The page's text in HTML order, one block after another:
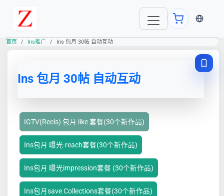
当前语
首页 Ins推广 Ins 包月 30帖 自动互动
Ins 包月 30帖 自动互动
IGTV(Reels) 包月 like 套餐(30个新作品)
Ins包月 曝光-reach套餐(30个新作品)
Ins包月 曝光impression套餐 (30个新作品)
Ins包月save Collections套餐(30个新作品)